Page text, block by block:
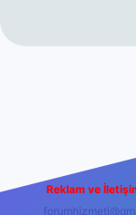
Reklam ve